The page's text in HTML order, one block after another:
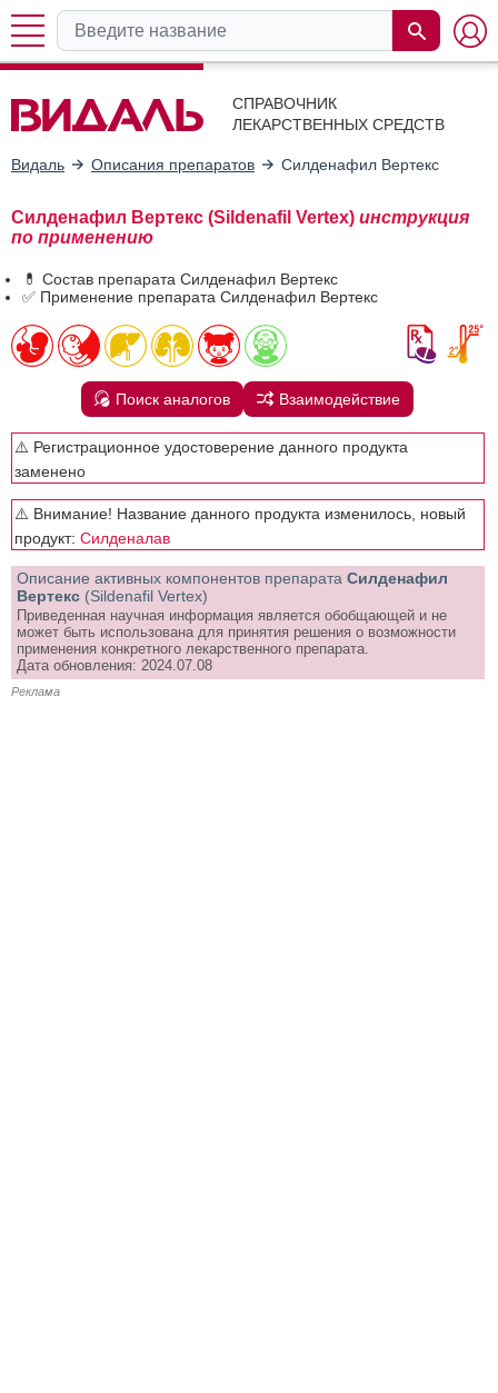
СПРАВОЧНИК
ЛЕКАРСТВЕННЫХ СРЕДСТВ
Видаль Описания препаратов Силденафил Вертекс
Силденафил Вертекс (Sildenafil Vertex) инструкция
по применению
💊 Состав препарата Силденафил Вертекс
✅ Применение препарата Силденафил Вертекс
Поиск аналогов Взаимодействие
⚠️ Регистрационное удостоверение данного продукта
заменено
⚠️ Внимание! Название данного продукта изменилось, новый
продукт: Силденалав
Описание активных компонентов препарата Силденафил
Вертекс (Sildenafil Vertex)
Приведенная научная информация является обобщающей и не
может быть использована для принятия решения о возможности
применения конкретного лекарственного препарата.
Дата обновления: 2024.07.08
Реклама